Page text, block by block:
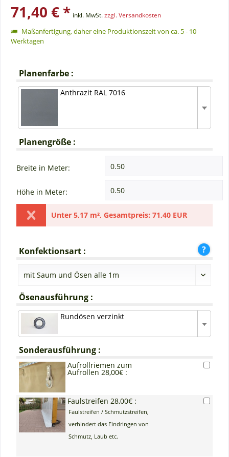
71,40 € * inkl. MwSt.zzgl. Versandkosten
Maßanfertigung, daher eine Produktionszeit von ca. 5 - 10
Werktagen
Planenfarbe :
Anthrazit RAL 7016
Planengröße :
Breite in Meter:
Höhe in Meter:
Unter 5,17 m², Gesamtpreis: 71,40 EUR
Konfektionsart :
Ösenausführung :
Rundösen verzinkt
Sonderausführung :
Aufrollriemen zum
Aufrollen 28,00€ :
Faulstreifen 28,00€ :
Faulstreifen / Schmutzstreifen,
verhindert das Eindringen von
Schmutz, Laub etc.